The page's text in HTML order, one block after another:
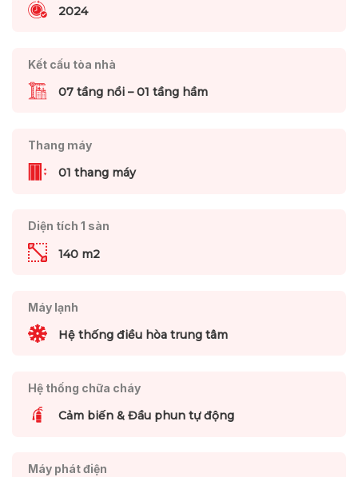
2024
Kết cấu tòa nhà
07 tầng nổi – 01 tầng hầm
Thang máy
01 thang máy
Diện tích 1 sàn
140 m2
Máy lạnh
Hệ thống điều hòa trung tâm
Hệ thống chữa cháy
Cảm biến & Đầu phun tự động
Máy phát điện